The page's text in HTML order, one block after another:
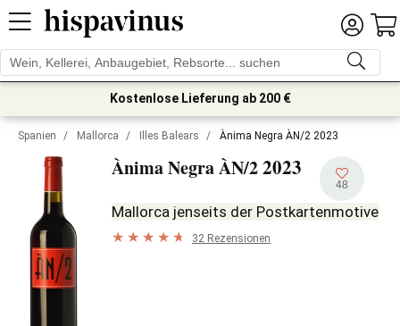
Kostenlose Lieferung ab 200 €
Spanien / Mallorca / Illes Balears / Ànima Negra ÀN/2 2023
Ànima Negra ÀN/22023
48
Mallorca jenseits der Postkartenmotive
32 Rezensionen